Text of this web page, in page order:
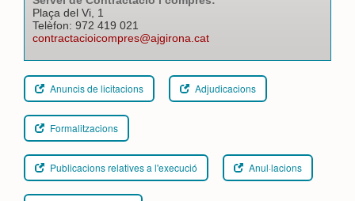
Plaça del Vi, 1
Telèfon: 972 419 021
contractacioicompres@ajgirona.cat
Anuncis de licitacions Adjudicacions
Formalitzacions
Publicacions relatives a l'execució Anul·lacions